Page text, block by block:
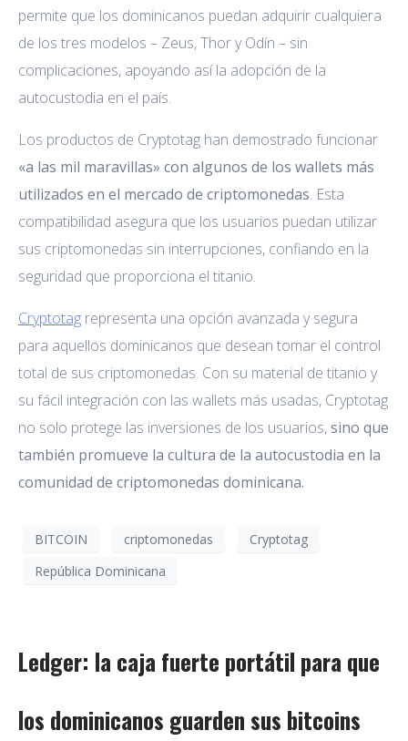
permite que los dominicanos puedan adquirir cualquiera
de los tres modelos – Zeus, Thor y Odín – sin
complicaciones, apoyando así la adopción de la
autocustodia en el país.
Los productos de Cryptotag han demostrado funcionar
«a las mil maravillas» con algunos de los wallets más
utilizados en el mercado de criptomonedas. Esta
compatibilidad asegura que los usuarios puedan utilizar
sus criptomonedas sin interrupciones, confiando en la
seguridad que proporciona el titanio.
Cryptotag representa una opción avanzada y segura
para aquellos dominicanos que desean tomar el control
total de sus criptomonedas. Con su material de titanio y
su fácil integración con las wallets más usadas, Cryptotag
no solo protege las inversiones de los usuarios,sino que
también promueve la cultura de la autocustodia en la
comunidad de criptomonedas dominicana.
BITCOIN criptomonedas
Cryptotag
República Dominicana
Ledger: la caja fuerte portátil para que
los dominicanos guarden sus bitcoins